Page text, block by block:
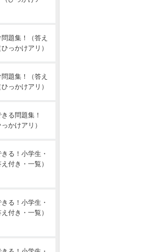
題集！（答え
っかけアリ）
題集！（答え
っかけアリ）
る問題集！
かけアリ）
る！小学生・
付き・一覧）
る！小学生・
付き・一覧）